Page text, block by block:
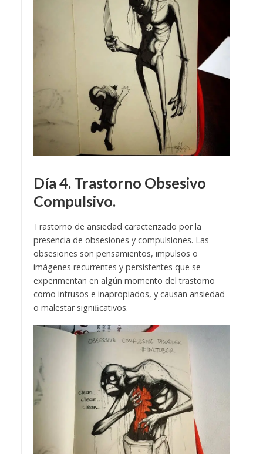
Día 4. Trastorno Obsesivo
Compulsivo.
Trastorno de ansiedad caracterizado por la
presencia de obsesiones y compulsiones. Las
obsesiones son pensamientos, impulsos o
imágenes recurrentes y persistentes que se
experimentan en algún momento del trastorno
como intrusos e inapropiados, y causan ansiedad
o malestar signiﬁcativos.